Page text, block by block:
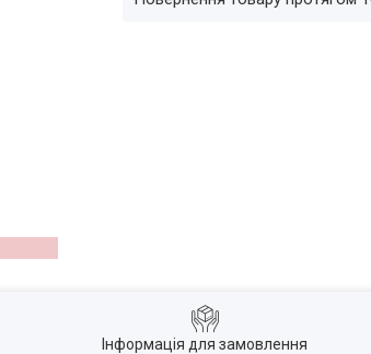
Інформація для замовлення